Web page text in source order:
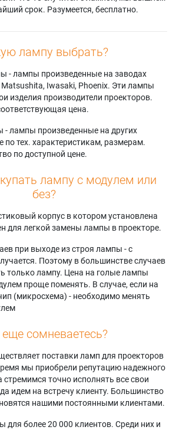
срок. Разумеется, бесплатно.
лампу выбрать?
- лампы произведенные на заводах
Matsushita, Iwasaki, Phoenix. Эти лампы
изделия производители проекторов.
цена.
лампы произведенные на других
по тех. характеристикам, размерам.
по доступной цене.
лампу с модулем или
без?
корпус в котором установлена
для легкой замены лампы в проекторе.
при выходе из строя лампы - с
Поэтому в большинстве случаев
только лампу. Цена на голые лампы
проще поменять. В случае, если на
(микросхема) - необходимо менять
еще сомневаетесь?
поставки ламп для проекторов
мы приобрели репутацию надежного
точно исполнять все свои
идем на встречу клиенту. Большинство
нашими постоянными клиентами.
более 20 000 клиентов. Среди них и